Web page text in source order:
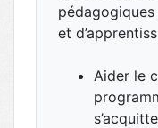
pédagogiques
et
Aider le